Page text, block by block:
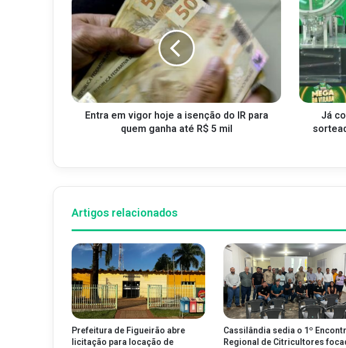
Entra em vigor hoje a isenção do IR para
quem ganha até R$ 5 mil
Já
Artigos relacionados
Prefeitura de Figueirão abre
licitação para locação de
Cassilândia sedia o 1º
Regional de Citricultores